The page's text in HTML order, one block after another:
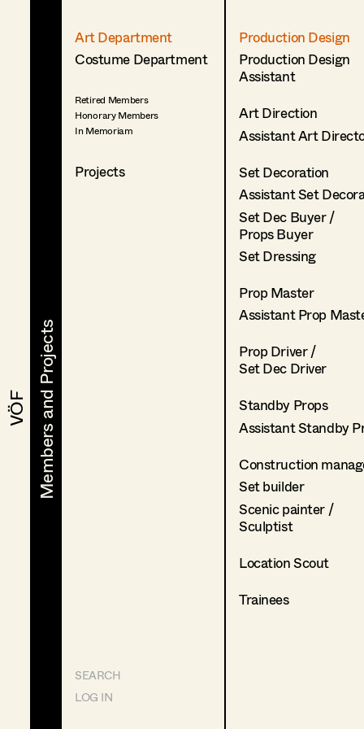
VÖF
VÖF Members and Projects
Members and Projects
Art Department
Costume Department
Retired Members
Honorary Members
In Memoriam
Projects
SEARCH
LOG IN
Production Design
Production Design
Assistant
Art Direction
Assistant Art
Set Decoration
Assistant Set
Set Dec Buyer /
Props Buyer
Set Dressing
Prop Master
Assistant Prop
Prop Driver /
Set Dec Driver
Standby Props
Assistant Standby
Construction
Set builder
Scenic painter /
Sculptist
Location Scout
Trainees